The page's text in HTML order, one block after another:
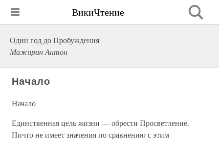
ВикиЧтение
Один год до Пробуждения
Мажирин Антон
Начало
Начало
Единственная цель жизни — обрести Просветление.
Ничто не имеет значения по сравнению с этим